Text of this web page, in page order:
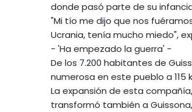
donde pasó parte de su
"Mi tío me dijo que nos
Ucrania, tenía mucho miedo",
- 'Ha empezado la guerra' -
De los 7.200 habitantes de
numerosa en este pueblo a
La expansión de esta
transformó también a